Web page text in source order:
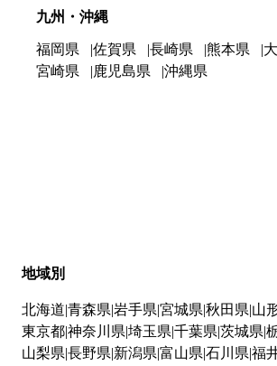
九州・沖縄
福岡県 佐賀県 長崎県 熊本県
宮崎県
鹿児島県 沖縄県
地域別
北海道 青森県 岩手県 宮城県 秋田県 山
東京都神奈川県 埼玉県 千葉県 茨城県
山梨県 長野県 新潟県 富山県 石川県 福